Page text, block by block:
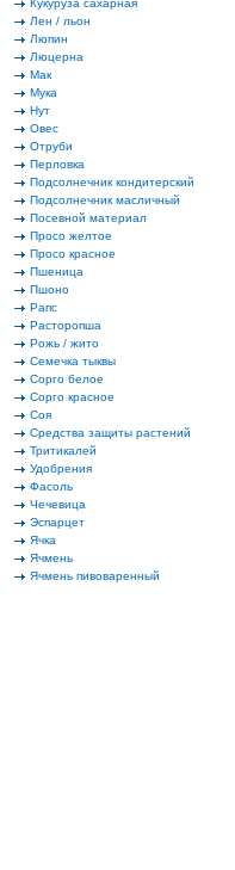
Кукуруза сахарная
Лен / льон
Люпин
Люцерна
Мак
Мука
Нут
Овес
Отруби
Перловка
Подсолнечник кондитерский
Подсолнечник масличный
Посевной материал
Просо желтое
Просо красное
Пшеница
Пшоно
Рапс
Расторопша
Рожь / жито
Семечка тыквы
Сорго белое
Сорго красное
Соя
Средства защиты растений
Тритикалей
Удобрения
Фасоль
Чечевица
Эспарцет
Ячка
Ячмень
Ячмень пивоваренный